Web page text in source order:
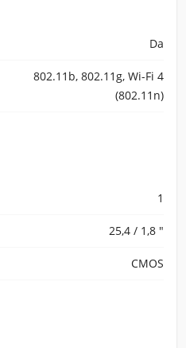
Da
802.11b, 802.11g, Wi-Fi 4
(802.11n)
1
25,4 / 1,8 "
CMOS